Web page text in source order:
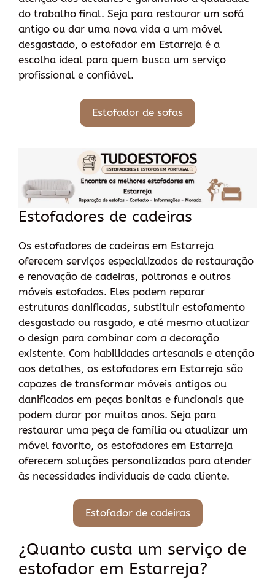
do trabalho final. Seja para restaurar um sofá
antigo ou dar uma nova vida a um móvel
desgastado, o estofador em Estarreja é a
escolha ideal para quem busca um serviço
profissional e confiável.
Estofador de sofas
Estofadores de cadeiras
Os estofadores de cadeiras em Estarreja
oferecem serviços especializados de restauração
e renovação de cadeiras, poltronas e outros
móveis estofados. Eles podem reparar
estruturas danificadas, substituir estofamento
desgastado ou rasgado, e até mesmo atualizar
o design para combinar com a decoração
existente. Com habilidades artesanais e atenção
aos detalhes, os estofadores em Estarreja são
capazes de transformar móveis antigos ou
danificados em peças bonitas e funcionais que
podem durar por muitos anos. Seja para
restaurar uma peça de família ou atualizar um
móvel favorito, os estofadores em Estarreja
oferecem soluções personalizadas para atender
às necessidades individuais de cada cliente.
Estofador de cadeiras
¿Quanto custa um serviço de
estofador em Estarreja?